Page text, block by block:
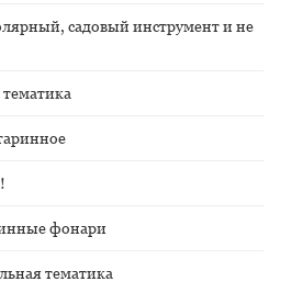
садовый инструмент и не
фонари
тематика